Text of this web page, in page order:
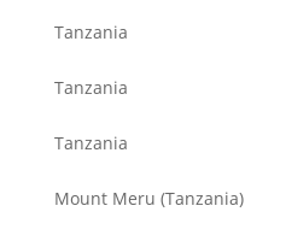
Tanzania
Tanzania
Tanzania
Mount Meru (Tanzania)